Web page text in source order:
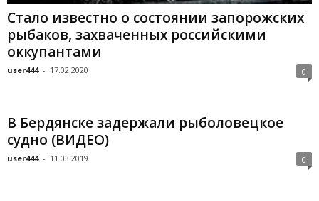
Стало известно о состоянии запорожских
рыбаков, захваченных российскими
оккупантами
user444 - 17.02.2020 0
В Бердянске задержали рыболовецкое
судно (ВИДЕО)
user444 - 11.03.2019 0